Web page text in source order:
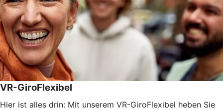
VR-GiroFlexibel
Hier ist alles drin: Mit unserem VR-GiroFlexibel heben Sie